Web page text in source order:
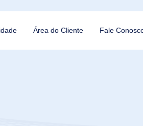
Área do Cliente Fale